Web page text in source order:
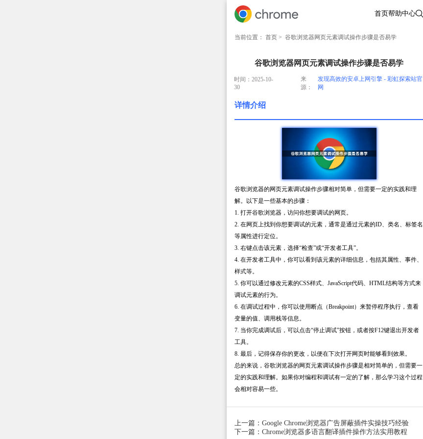
首页帮助中心
当前位置： 首页 > 谷歌浏览器网页元素调试操作步骤是否易学
谷歌浏览器网页元素调试操作步骤是否易学
时间：2025-10-
30
来
源：
发现高效的安卓上网引擎 - 彩虹探索站官
网
详情介绍
谷歌浏览器的网页元素调试操作步骤相对简单，但需要一定的实践和理
解。以下是一些基本的步骤：
1. 打开谷歌浏览器，访问你想要调试的网页。
2. 在网页上找到你想要调试的元素，通常是通过元素的ID、类名、标签名
等属性进行定位。
3. 右键点击该元素，选择“检查”或“开发者工具”。
4. 在开发者工具中，你可以看到该元素的详细信息，包括其属性、事件、
样式等。
5. 你可以通过修改元素的CSS样式、JavaScript代码、HTML结构等方式来
调试元素的行为。
6. 在调试过程中，你可以使用断点（Breakpoint）来暂停程序执行，查看
变量的值、调用栈等信息。
7. 当你完成调试后，可以点击“停止调试”按钮，或者按F12键退出开发者
工具。
8. 最后，记得保存你的更改，以便在下次打开网页时能够看到效果。
总的来说，谷歌浏览器的网页元素调试操作步骤是相对简单的，但需要一
定的实践和理解。如果你对编程和调试有一定的了解，那么学习这个过程
会相对容易一些。
上一篇：Google Chrome浏览器广告屏蔽插件实操技巧经验
下一篇：Chrome浏览器多语言翻译插件操作方法实用教程